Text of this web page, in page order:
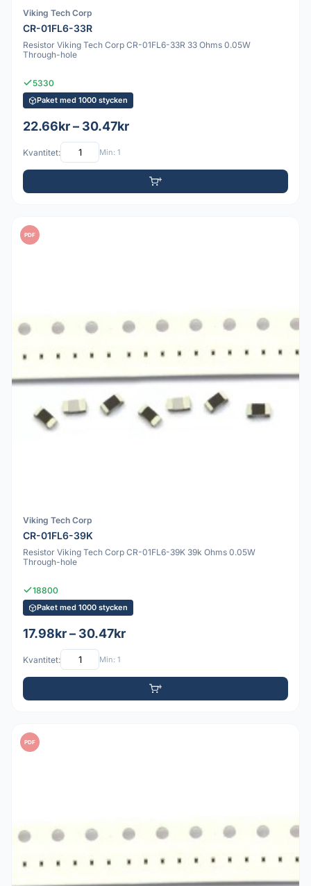
Viking Tech Corp
CR-01FL6-33R
Resistor Viking Tech Corp CR-01FL6-33R 33 Ohms 0.05W
Through-hole
5330
Paket med 1000 stycken
22.66kr – 30.47kr
Kvantitet: Min: 1
PDF
Viking Tech Corp
CR-01FL6-39K
Resistor Viking Tech Corp CR-01FL6-39K 39k Ohms 0.05W
Through-hole
18800
Paket med 1000 stycken
17.98kr – 30.47kr
Kvantitet: Min: 1
PDF